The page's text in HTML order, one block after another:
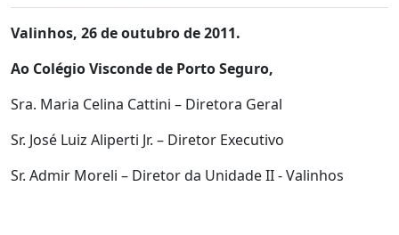
Valinhos, 26 de outubro de 2011.
Ao Colégio Visconde de Porto Seguro,
Sra. Maria Celina Cattini – Diretora Geral
Sr. José Luiz Aliperti Jr. – Diretor Executivo
Sr. Admir Moreli – Diretor da Unidade II - Valinhos